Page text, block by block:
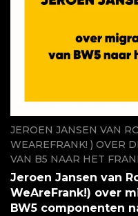
JEROEN JANSEN VAN
WEAREFRANK! ) OVER
VAN B5 NAAR HET
Jeroen Jansen van
WeAreFrank!) over
BW5 componenten